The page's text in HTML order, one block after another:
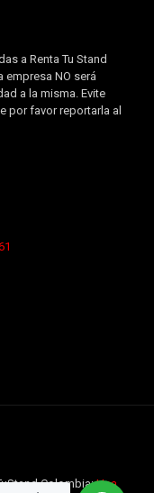
a Renta Tu Stand
empresa NO será
a la misma. Evite
por favor reportarla al
Colombia:Una